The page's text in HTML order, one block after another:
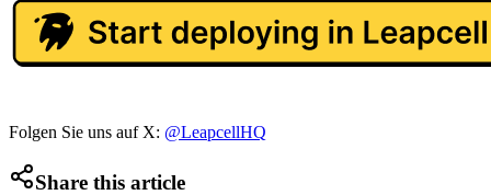
Folgen Sie uns auf X: @LeapcellHQ
Share this article